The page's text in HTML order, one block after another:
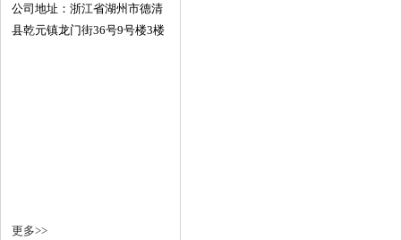
公司地址：浙江省湖州市德清
县乾元镇龙门街36号9号楼3楼
更多>>